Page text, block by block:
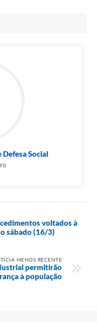
Social
voltados à
sábado (16/3)
MENOS RECENTE
permitirão
à população